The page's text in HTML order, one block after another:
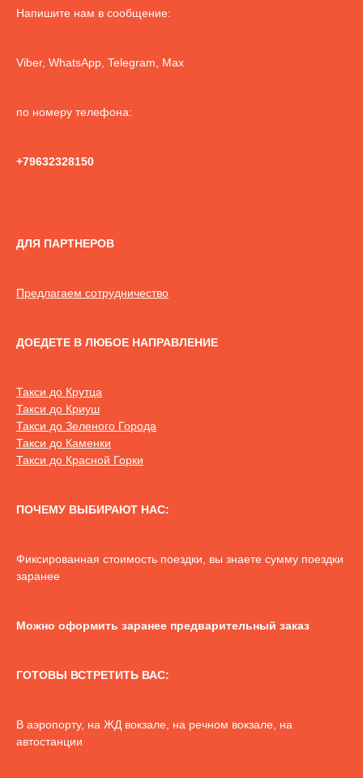
Напишите нам в сообщение:
Viber, WhatsApp, Telegram, Max
по номеру телефона:
+79632328150
ДЛЯ ПАРТНЕРОВ
Предлагаем сотрудничество
ДОЕДЕТЕ В ЛЮБОЕ НАПРАВЛЕНИЕ
Такси до Крутца
Такси до Криуш
Такси до Зеленого Города
Такси до Каменки
Такси до Красной Горки
ПОЧЕМУ ВЫБИРАЮТ НАС:
Фиксированная стоимость поездки, вы знаете сумму поездки
заранее
Можно оформить заранее предварительный заказ
ГОТОВЫ ВСТРЕТИТЬ ВАС:
В аэропорту, на ЖД вокзале, на речном вокзале, на
автостанции